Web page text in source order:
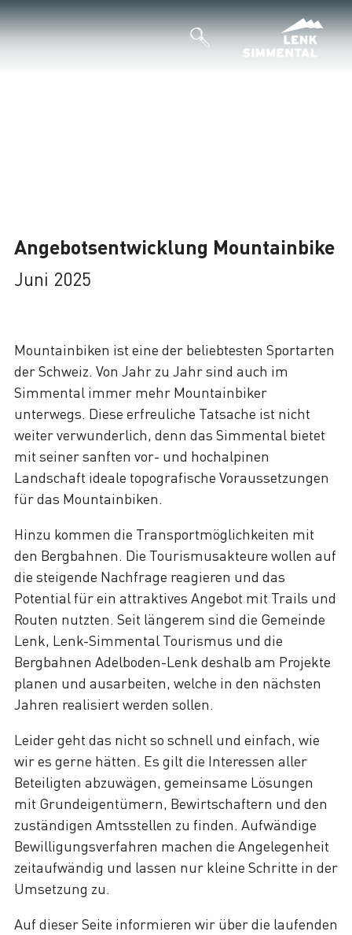
Angebotsentwicklung Mountainbike
Juni 2025
Mountainbiken ist eine der beliebtesten Sportarten
der Schweiz. Von Jahr zu Jahr sind auch im
Simmental immer mehr Mountainbiker
unterwegs. Diese erfreuliche Tatsache ist nicht
weiter verwunderlich, denn das Simmental bietet
mit seiner sanften vor- und hochalpinen
Landschaft ideale topografische Voraussetzungen
für das Mountainbiken.
Hinzu kommen die Transportmöglichkeiten mit
den Bergbahnen. Die Tourismusakteure wollen auf
die steigende Nachfrage reagieren und das
Potential für ein attraktives Angebot mit Trails und
Routen nutzten. Seit längerem sind die Gemeinde
Lenk, Lenk-Simmental Tourismus und die
Bergbahnen Adelboden-Lenk deshalb am Projekte
planen und ausarbeiten, welche in den nächsten
Jahren realisiert werden sollen.
Leider geht das nicht so schnell und einfach, wie
wir es gerne hätten. Es gilt die Interessen aller
Beteiligten abzuwägen, gemeinsame Lösungen
mit Grundeigentümern, Bewirtschaftern und den
zuständigen Amtsstellen zu finden. Aufwändige
Bewilligungsverfahren machen die Angelegenheit
zeitaufwändig und lassen nur kleine Schritte in der
Umsetzung zu.
Auf dieser Seite informieren wir über die laufenden